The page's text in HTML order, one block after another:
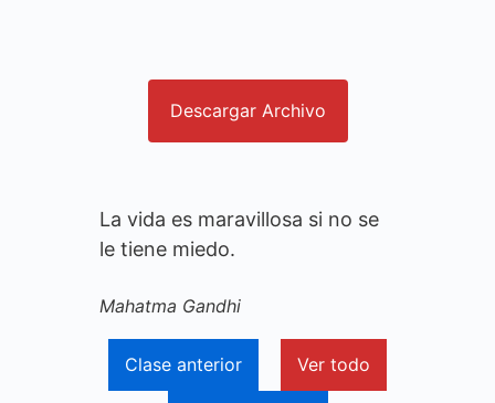
Descargar Archivo
La vida es maravillosa si no se
le tiene miedo.
Mahatma Gandhi
Clase anterior Ver todo